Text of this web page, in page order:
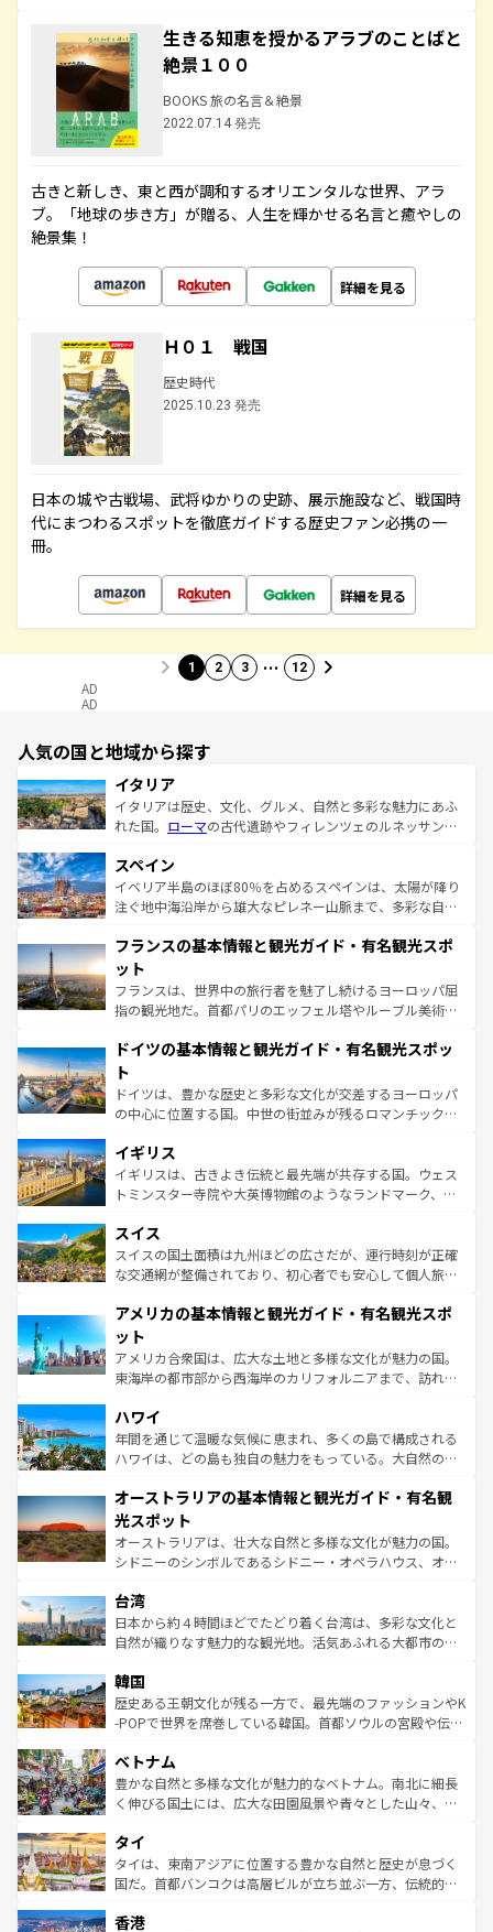
生きる知恵を授かるアラブのことばと
絶景１００
BOOKS 旅の名言＆絶景
2022.07.14 発売
古きと新しき、東と西が調和するオリエンタルな世界、アラ
ブ。「地球の歩き方」が贈る、人生を輝かせる名言と癒やしの
絶景集！
詳細を見る
Ｈ０１ 戦国
歴史時代
2025.10.23 発売
日本の城や古戦場、武将ゆかりの史跡、展示施設など、戦国時
代にまつわるスポットを徹底ガイドする歴史ファン必携の一
冊。
詳細を見る
1 2 3 … 12
AD
AD
人気の国と地域から探す
イタリア
イタリアは歴史、文化、グルメ、自然と多彩な魅力にあふ
れた国。 ローマの古代遺跡やフィレンツェのルネッサンス
ろん、トスカーナの美しい田園風景やアマルフィ海岸の絶
景など、自然景観も見逃せない。観光の合間には、本場の
ピザやパスタなど、絶品のイタリア料理を堪能することも
ませてくれるイタリアで、忘れられない旅をしてみよう！
なお、新着のイタリア情報は
しい。
スペイン
イベリア半島のほぼ80％を占めるスペインは、太陽が降り
注ぐ地中海沿岸から雄大なピレネー山脈まで、多彩な自然
文化が根付くこの国では、情熱的なフラメンコ、熱気あふ
れる闘牛、そして美味しいタパスが生活の一部となってい
る。首都マドリードの洗練された雰囲気や、バルセロナの
アートに溢れた街角から、地方では古代ローマ遺跡や中世
せる。地方によって風土や気候が異なるスペインはその個
ンテンツ一覧 を参照してほしい。
フランスの基本情報と観光ガイド・有名観光スポ
ット
フランスは、世界中の旅行者を魅了し続けるヨーロッパ屈
指の観光地だ。首都パリのエッフェル塔やルーブル美術館
で、幅広い魅力が詰まっている。華麗な宮殿、歴史的な大
聖堂、美しいビーチ、そして豊かな自然が、訪れる者を心
から魅了する。また、フランスは美食の国としても知ら
れ、フランス料理はユネスコ無形文化遺産にも登録されて
香り高いラベンダー畑など、多彩な楽しみ方が可能だ。さ
らに、パリ以外の地域にも魅力が溢れており、どの街角に
も豊かな歴史と文化が息づいている。パリ以外の個性あふ
を参照してほしい。
ドイツの基本情報と観光ガイド・有名観光スポッ
ト
ドイツは、豊かな歴史と多彩な文化が交差するヨーロッパ
の中心に位置する国。中世の街並みが残るロマンチック街
顔を持つこの国は、どこを歩いても飽きることがない。ベ
ルリンの文化的活気、バイエルン州のアルプスの絶景、そ
してライン川沿いのワイン畑といった風景は必見。ビール
は、お酒好きな人にはぜひ体験してほしい。 なお、新着の
ドイツ情報はコンテンツ一覧を参照してほしい。
イギリス
イギリスは、古きよき伝統と最先端が共存する国。ウェス
トミンスター寺院や大英博物館のようなランドマーク、歴
リアごとに異なる魅力がある。また、優雅なアフタヌーン
ティー、ビール好きにはたまらない英国パブ、サッカー観
戦など、本場だからこそできる体験も豊富。イギリスを旅
ンツ一覧を参照してほしい。
スイス
スイスの国土面積は九州ほどの広さだが、運行時刻が正確
な交通網が整備されており、初心者でも安心して個人旅行
の建物がそのまま残る町や、スイスならではのユニークな
博物館もあり、アルプス観光だけでなく町歩きも満喫する
ことができる。国民の所得が高いため物価も高いが、旅行
者向けの交通パス提供のサービスもあり、うまく活用すれ
着のスイス情報は
アメリカの基本情報と観光ガイド・有名観光スポ
ット
アメリカ合衆国は、広大な土地と多様な文化が魅力の国。
東海岸の都市部から西海岸のカリフォルニアまで、訪れる
のような巨大都市は、観光、ショッピング、エンターテイ
ンメントが詰まった刺激的なスポットだ。一方、アメリカ
西部には大自然が広がり、グランドキャニオンやイエロー
部のニューオーリンズでは、音楽と美食が融合した独特の
文化が魅力。旅行者はアメリカの各地域で異なる魅力を楽
しみながら、その多様性と豊かな歴史を感じることができ
るだろう。車でのロードトリップや列車の旅も、アメリカ
情報は
ハワイ
年間を通じて温暖な気候に恵まれ、多くの島で構成される
ハワイは、どの島も独自の魅力をもっている。大自然の神
ワイ島は見逃せない。また、定番の観光地といえばオアフ
島だが、静かな自然を求めるならマウイ島やカウアイ島が
おすすめ。エメラルドグリーンに輝く海をはじめ、豊かな
文化や歴史が息づいている。「アロハスピリット」と呼ば
人々、おいしいローカルフードやハワイアンミュージッ
ク、伝統的なフラダンスなど、すべてがハワイの魅力を彩
っている。訪れるたびに新しい発見と感動が待っているハ
はコンテンツ一覧
オーストラリアの基本情報と観光ガイド・有名観
光スポット
オーストラリアは、壮大な自然と多様な文化が魅力の国。
シドニーのシンボルであるシドニー・オペラハウス、オー
リアリーフや大陸中央部にそびえるウルル（エアーズロッ
ク）、タスマニアの美しい原生林やケアンズの熱帯雨林な
ど、見どころがたくさん。また、カフェやワイン、オージ
いる。アクティビティも充実しており、サーフィンやダイ
ビング、ハイキングなど、アウトドア好きにはたまらな
い。オーストラリアの多彩な魅力を存分に味わいつくそ
参照してほしい。
台湾
日本から約４時間ほどでたどり着く台湾は、多彩な文化と
自然が織りなす魅力的な観光地。活気あふれる大都市の台
ン）、静ひつな山岳地帯である台湾東部など、都市の喧騒
と山間の静けさが共存しており、訪れる人に新しい発見と
驚きをもたらしてくれる。また、奥深い台湾の食文化も魅
容にもいいと評判のスイーツなど、バラエティ豊かな料理
が味わえる。 なお、新着の台湾情報は コンテンツ一覧を参
照してほしい。
韓国
歴史ある王朝文化が残る一方で、最先端のファッションやK
-POPで世界を席巻している韓国。首都ソウルの宮殿や伝統
き、地方に足を延ばせば四季折々の自然美を楽しむことが
できる。そして、キムチや焼肉、絶品のストリートフード
まで、さまざまな韓国料理が待っている。夜には、韓国な
リティに包まれながら、韓国の多彩な魅力を心ゆくまで味
わってみてほしい。 なお、新着の韓国情報はコンテンツ一
覧を参照してほしい。
ベトナム
豊かな自然と多様な文化が魅力的なベトナム。南北に細長
く伸びる国土には、広大な田園風景や青々とした山々、世
急速な発展と共に伝統が息づく。ハノイの古い町並みやホ
ーチミン市のフランス統治時代の建物も、独特の雰囲気を
醸し出している。また、バラエティの豊かさとおいしさで
とつ。フォーやバインミー、ベトナムコーヒーなどは、ぜ
タイ
タイは、東南アジアに位置する豊かな自然と歴史が息づく
国だ。首都バンコクは高層ビルが立ち並ぶ一方、伝統的な
の活気が交差している。北部ではチェンマイなどの山岳地
香港